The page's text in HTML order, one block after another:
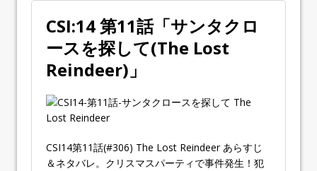
CSI:14 第11話「サンタクロ
ースを探して(The Lost
Reindeer)」
CSI14第11話(#306) The Lost Reindeer あらすじ
＆ネタバレ。クリスマスパーティで事件発生！犯